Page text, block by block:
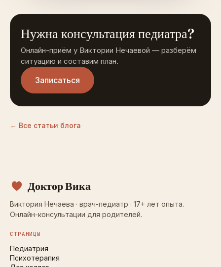
Нужна консультация педиатра?
Онлайн-приём у Виктории Нечаевой — разберём
ситуацию и составим план.
Записаться
← Все статьи блога
Доктор Вика
Виктория Нечаева · врач-педиатр · 17+ лет опыта.
Онлайн-консультации для родителей.
СТРАНИЦЫ
Педиатрия
Психотерапия